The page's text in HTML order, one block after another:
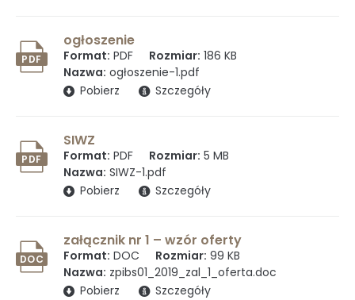
Konkursy na stanowiska
Zamówienia publiczne
Ogłoszenia
Ochrona danych osobowych
PDF
ogłoszenie
Format: PDF Rozmiar: 186 KB
Nazwa: ogłoszenie-1.pdf
Pobierz (otwiera się w nowym oknie)
Szczegóły
PDF
SIWZ
Format: PDF Rozmiar: 5 MB
Nazwa: SIWZ-1.pdf
Pobierz (otwiera się w nowym oknie)
Szczegóły
DOC
załącznik nr 1 – wzór oferty
Format: DOC Rozmiar: 99 KB
Nazwa: zpibs01_2019_zal_1_oferta.doc
Pobierz (otwiera się w nowym oknie)
Szczegóły